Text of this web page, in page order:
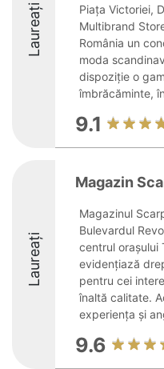
Laureați
Piața Victoriei,
Multibrand
România un
moda
dispoziție o
îmbrăcăminte,
9.1
Laureați
Magazin
Magazinul
Bulevardul
centrul orașului
evidențiază
pentru cei
înaltă calitate.
experiența și
9.6